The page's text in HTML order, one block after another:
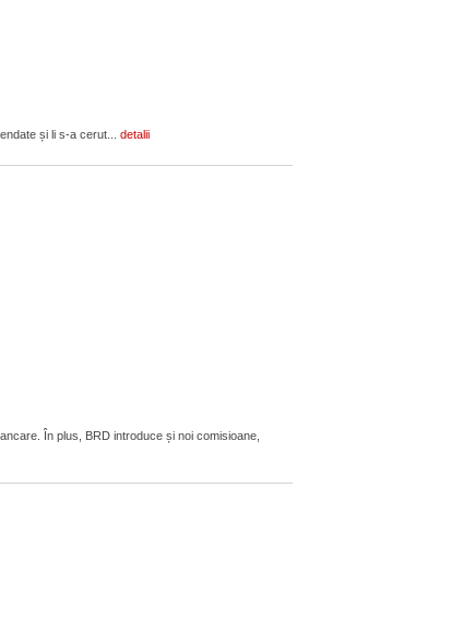
și li s-a cerut... detalii
În plus, BRD introduce și noi comisioane,